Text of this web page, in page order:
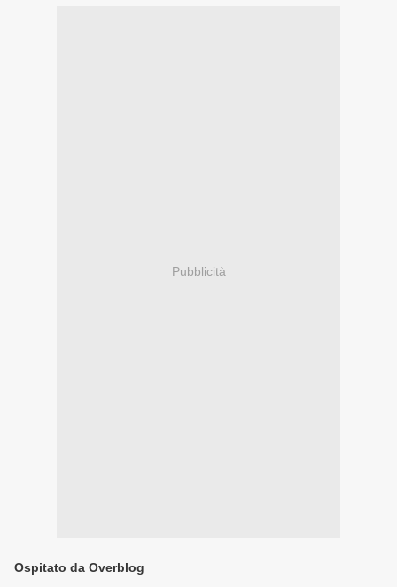
Pubblicità
Ospitato da Overblog